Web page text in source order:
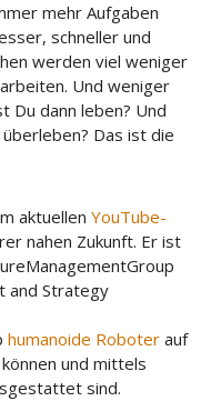
mehr Aufgaben
schneller und
werden viel weniger
Und weniger
Du dann leben? Und
Das ist die
aktuellen YouTube-
nahen Zukunft. Er ist
and Strategy
humanoide Roboter auf
und mittels
sind.